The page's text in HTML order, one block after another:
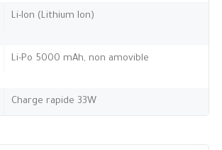
Li-Ion (Lithium Ion)
Li-Po 5000 mAh, non amovible
Charge rapide 33W